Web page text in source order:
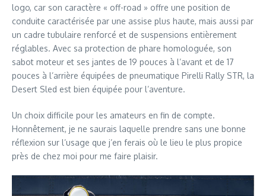
logo, car son caractère « off-road » offre une position de
conduite caractérisée par une assise plus haute, mais aussi par
un cadre tubulaire renforcé et de suspensions entièrement
réglables. Avec sa protection de phare homologuée, son
sabot moteur et ses jantes de 19 pouces à l’avant et de 17
pouces à l’arrière équipées de pneumatique Pirelli Rally STR, la
Desert Sled est bien équipée pour l’aventure.
Un choix difficile pour les amateurs en fin de compte.
Honnêtement, je ne saurais laquelle prendre sans une bonne
réflexion sur l’usage que j’en ferais où le lieu le plus propice
près de chez moi pour me faire plaisir.